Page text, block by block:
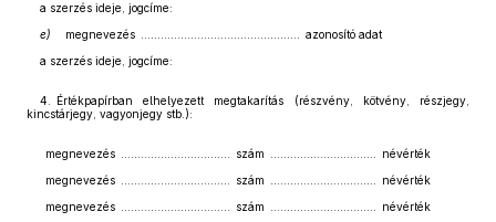
a szerzés ideje, jogcíme:
e) megnevezés ................................................ azonosító adat
a szerzés ideje, jogcíme:
4. Értékpapírban elhelyezett megtakarítás (részvény, kötvény, részjegy,
kincstárjegy, vagyonjegy stb.):
megnevezés ................................. szám ................................ névérték
megnevezés ................................. szám ................................ névérték
megnevezés ................................. szám ................................ névérték